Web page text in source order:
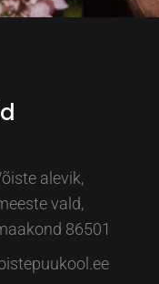
alevik,
vald,
86501